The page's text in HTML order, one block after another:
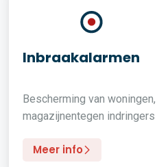
Inbraakalarmen
Bescherming van
magazijnentegen
Meer info